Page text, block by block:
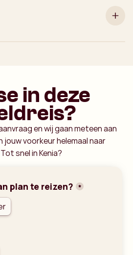
in deze
en wij gaan meteen aan
jouw voorkeur helemaal naar
snel in Kenia?